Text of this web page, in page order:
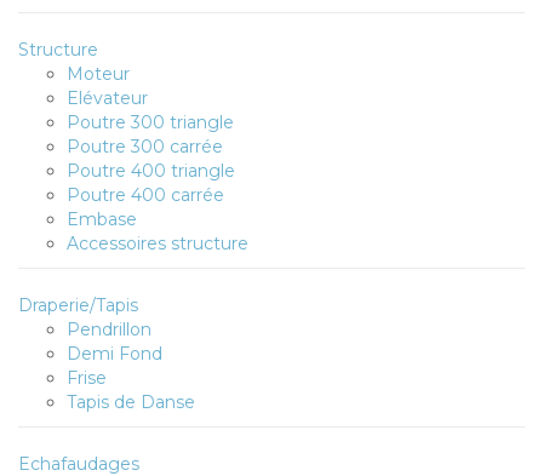
Structure
Moteur
Elévateur
Poutre 300 triangle
Poutre 300 carrée
Poutre 400 triangle
Poutre 400 carrée
Embase
Accessoires structure
Draperie/Tapis
Pendrillon
Demi Fond
Frise
Tapis de Danse
Echafaudages